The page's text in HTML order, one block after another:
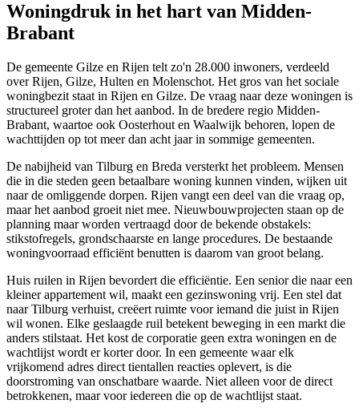
Woningdruk in het hart van Midden-
Brabant
De gemeente Gilze en Rijen telt zo'n 28.000 inwoners, verdeeld
over Rijen, Gilze, Hulten en Molenschot. Het gros van het sociale
woningbezit staat in Rijen en Gilze. De vraag naar deze woningen is
structureel groter dan het aanbod. In de bredere regio Midden-
Brabant, waartoe ook Oosterhout en Waalwijk behoren, lopen de
wachttijden op tot meer dan acht jaar in sommige gemeenten.
De nabijheid van Tilburg en Breda versterkt het probleem. Mensen
die in die steden geen betaalbare woning kunnen vinden, wijken uit
naar de omliggende dorpen. Rijen vangt een deel van die vraag op,
maar het aanbod groeit niet mee. Nieuwbouwprojecten staan op de
planning maar worden vertraagd door de bekende obstakels:
stikstofregels, grondschaarste en lange procedures. De bestaande
woningvoorraad efficiënt benutten is daarom van groot belang.
Huis ruilen in Rijen bevordert die efficiëntie. Een senior die naar een
kleiner appartement wil, maakt een gezinswoning vrij. Een stel dat
naar Tilburg verhuist, creëert ruimte voor iemand die juist in Rijen
wil wonen. Elke geslaagde ruil betekent beweging in een markt die
anders stilstaat. Het kost de corporatie geen extra woningen en de
wachtlijst wordt er korter door. In een gemeente waar elk
vrijkomend adres direct tientallen reacties oplevert, is die
doorstroming van onschatbare waarde. Niet alleen voor de direct
betrokkenen, maar voor iedereen die op de wachtlijst staat.